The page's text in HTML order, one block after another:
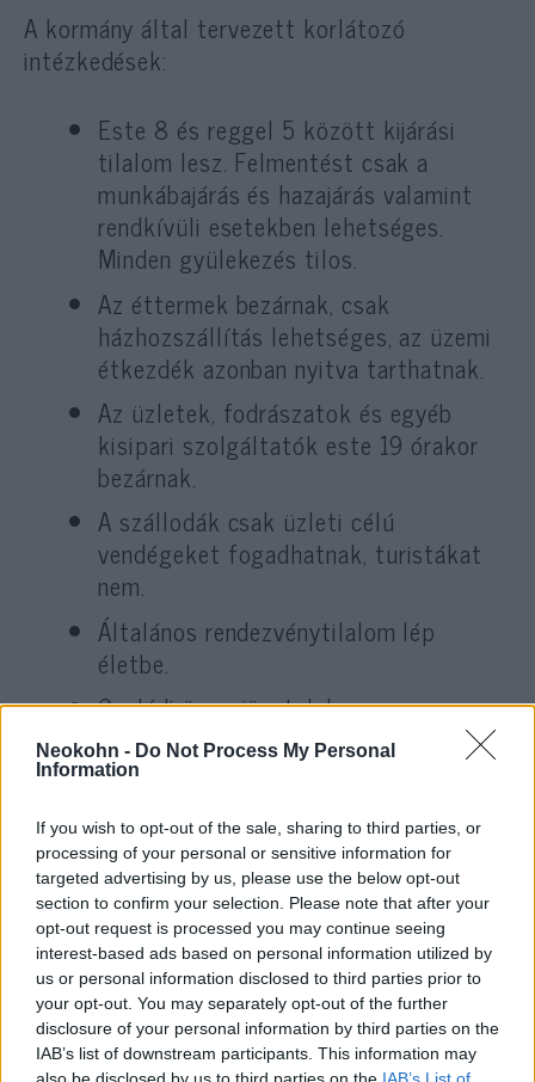
Neokohn - Do Not Process My Personal
Information
If you wish to opt-out of the sale, sharing to third parties, or
processing of your personal or sensitive information for
targeted advertising by us, please use the below opt-out
section to confirm your selection. Please note that after your
opt-out request is processed you may continue seeing
interest-based ads based on personal information utilized by
us or personal information disclosed to third parties prior to
your opt-out. You may separately opt-out of the further
disclosure of your personal information by third parties on the
IAB’s list of downstream participants. This information may
A kormány által tervezett korlátozó
intézkedések:
Este 8 és reggel 5 között kijárási
tilalom lesz. Felmentést csak a
munkábajárás és hazajárás valamint
rendkívüli esetekben lehetséges.
Minden gyülekezés tilos.
Az éttermek bezárnak, csak
házhozszállítás lehetséges, az üzemi
étkezdék azonban nyitva tarthatnak.
Az üzletek, fodrászatok és egyéb
kisipari szolgáltatók este 19 órakor
bezárnak.
A szállodák csak üzleti célú
vendégeket fogadhatnak, turistákat
nem.
Általános rendezvénytilalom lép
életbe.
Családi összejöveteleken,
magánrendezvényeken legfeljebb 10-en
vehetnek részt.
Esküvők csak lakodalom nélkül
lehetségesek (a szerztartásokon
szükséges személyek, a szülők, a
tanuk és a testvérek vehetnek részt).
A temetéseken legfeljebb 50 fő vehet
részt.
A sportmérkőzéseket zárt kapuk
között lehet megrendezni, az egyéni